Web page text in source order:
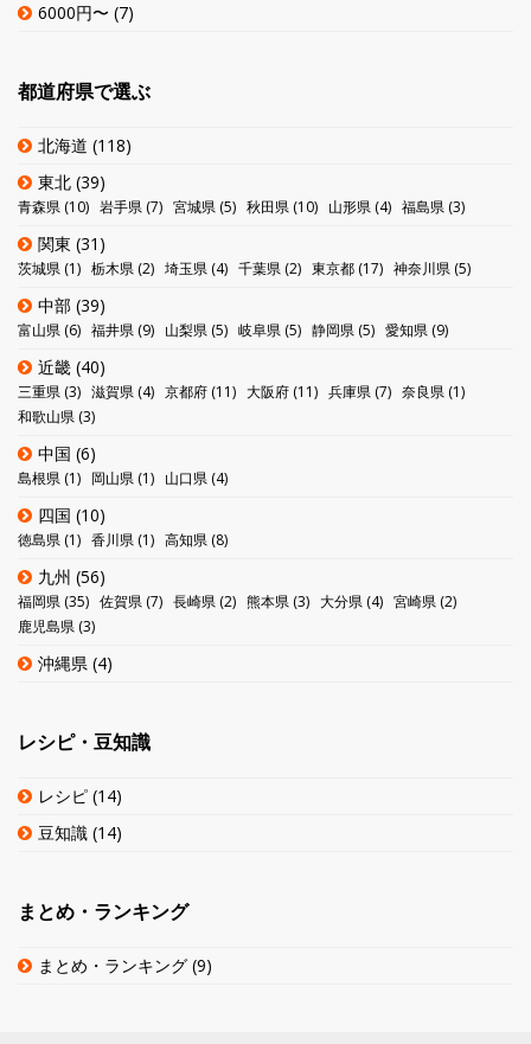
6000円〜 (7)
都道府県で選ぶ
北海道 (118)
東北 (39)
青森県 (10) 岩手県 (7) 宮城県 (5) 秋田県 (10) 山形県 (4) 福島県 (3)
関東 (31)
茨城県 (1) 栃木県 (2) 埼玉県 (4) 千葉県 (2) 東京都 (17) 神奈川県 (5)
中部 (39)
富山県 (6) 福井県 (9) 山梨県 (5) 岐阜県 (5) 静岡県 (5) 愛知県 (9)
近畿 (40)
三重県 (3) 滋賀県 (4) 京都府 (11) 大阪府 (11) 兵庫県 (7) 奈良県 (1)
和歌山県 (3)
中国 (6)
島根県 (1) 岡山県 (1) 山口県 (4)
四国 (10)
徳島県 (1) 香川県 (1) 高知県 (8)
九州 (56)
福岡県 (35) 佐賀県 (7) 長崎県 (2) 熊本県 (3) 大分県 (4) 宮崎県 (2)
鹿児島県 (3)
沖縄県 (4)
レシピ・豆知識
レシピ (14)
豆知識 (14)
まとめ・ランキング
まとめ・ランキング (9)